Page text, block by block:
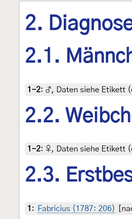
2.
2.1.
1-2: ♂, Daten siehe Etikett
2.2.
1-2: ♀, Daten siehe Etikett
2.3.
1 : Fabricius (1787: 206)